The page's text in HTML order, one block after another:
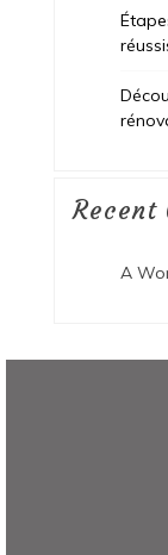
Recent
A